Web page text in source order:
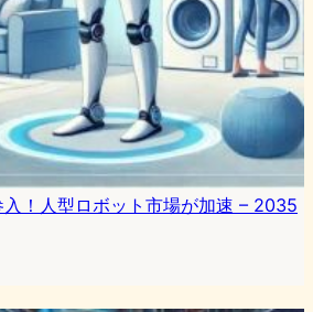
！人型ロボット市場が加速 – 2035